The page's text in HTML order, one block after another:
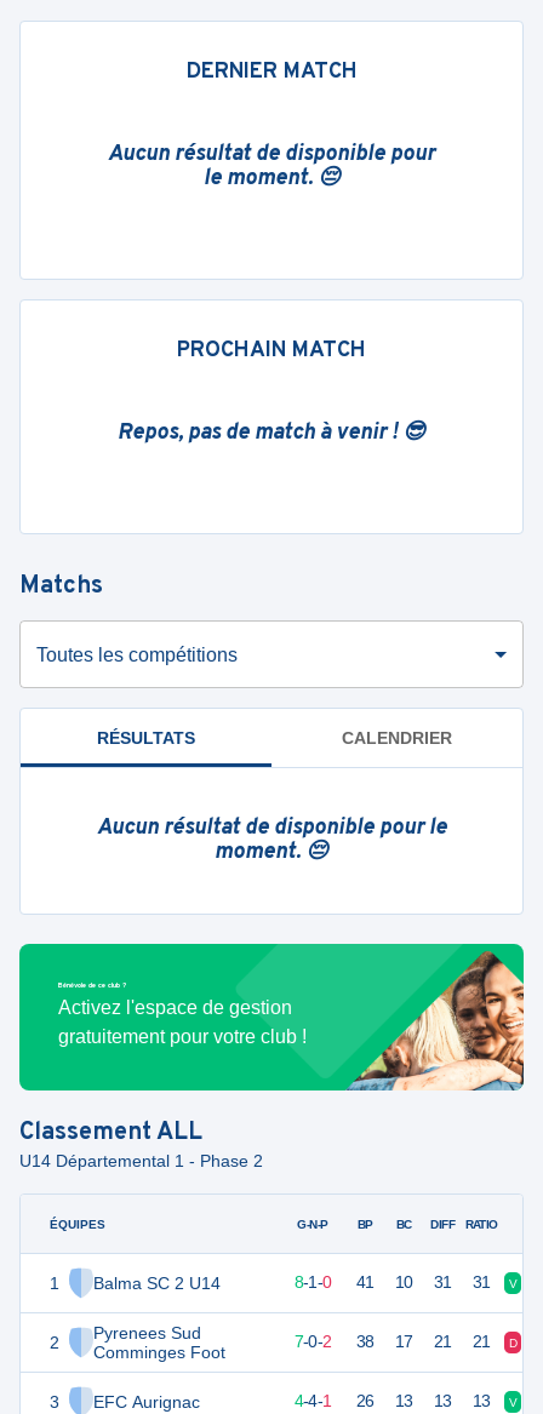
DERNIER MATCH
Aucun résultat de disponible pour
le moment. 😔
PROCHAIN MATCH
Repos, pas de match à venir ! 😎
Matchs
Toutes les compétitions
RÉSULTATS CALENDRIER
Aucun résultat de disponible pour le
moment. 😔
Bénévole de ce club ?
Activez l'espace de gestion
gratuitement pour votre club !
ClassementALL
U14 Départemental 1 - Phase 2
ÉQUIPES
1 Balma SC 2 U14
2
Pyrenees Sud
Comminges Foot
3 EFC Aurignac
G-N-P BP BC DIFF RATIO
25 8-1-0 41 10 31 31 V
7-0-2 38 17 21 21 D
4-4-1 26 13 13 13 V